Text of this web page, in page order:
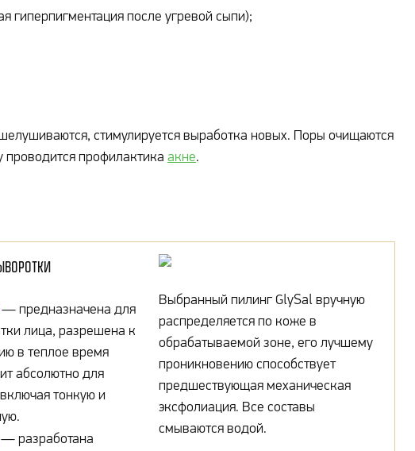
гиперпигментация после угревой сыпи);
стимулируется выработка новых. Поры очищаются
проводится профилактика акне.
— предназначена для
лица, разрешена к
в теплое время
абсолютно для
тонкую и
— разработана
Выбранный пилинг GlySal вручную
распределяется по коже в
обрабатываемой зоне, его лучшему
проникновению способствует
предшествующая механическая
эксфолиация. Все составы
смываются водой.